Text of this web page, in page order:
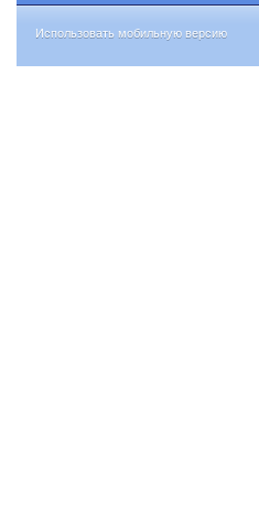
Использовать мобильную версию